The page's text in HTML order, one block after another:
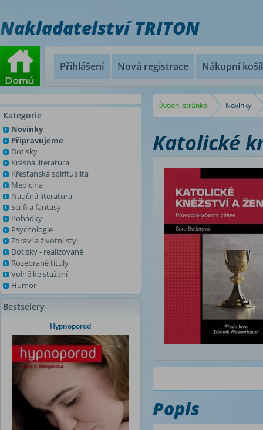
Nakladatelství TRITON
Přihlášení Nová registrace Nákupní
Kategorie
Novinky
Připravujeme
Dotisky
Krásná literatura
Křesťanská spiritualita
Medicína
Naučná literatura
Sci-fi a fantasy
Pohádky
Psychologie
Zdraví a životní styl
Dotisky - realizované
Rozebrané tituly
Volně ke stažení
Humor
Bestselery
Hypnoporod
Úvodní stránka Novinky
Katolické
Popis